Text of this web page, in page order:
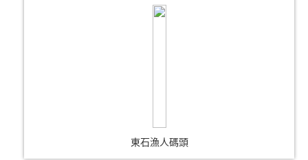
東石漁人碼頭